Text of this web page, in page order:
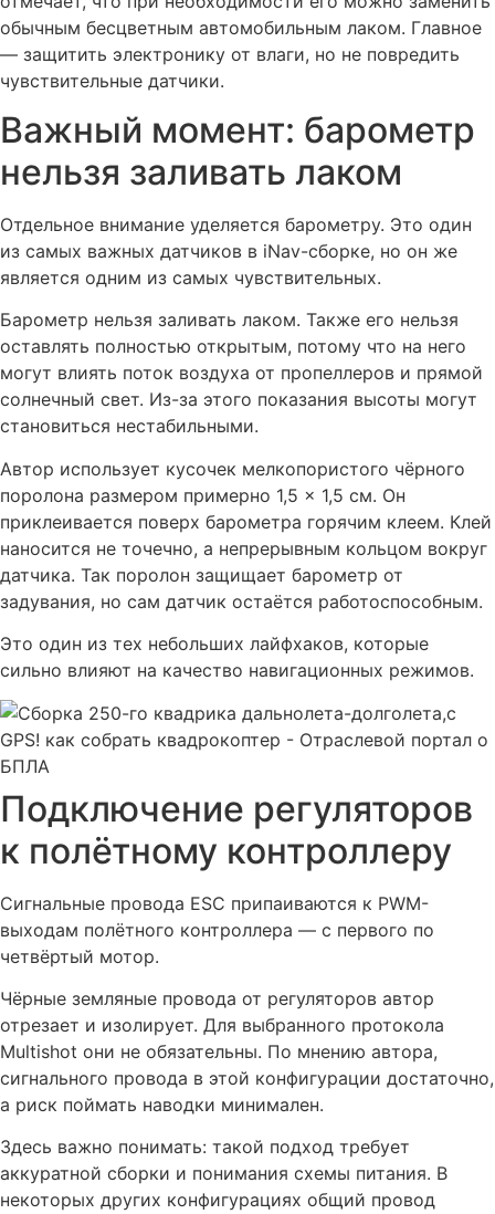
обычным бесцветным автомобильным лаком. Главное
— защитить электронику от влаги, но не повредить
чувствительные датчики.
Важный момент: барометр
нельзя заливать лаком
Отдельное внимание уделяется барометру. Это один
из самых важных датчиков в iNav-сборке, но он же
является одним из самых чувствительных.
Барометр нельзя заливать лаком. Также его нельзя
оставлять полностью открытым, потому что на него
могут влиять поток воздуха от пропеллеров и прямой
солнечный свет. Из-за этого показания высоты могут
становиться нестабильными.
Автор использует кусочек мелкопористого чёрного
поролона размером примерно 1,5 × 1,5 см. Он
приклеивается поверх барометра горячим клеем. Клей
наносится не точечно, а непрерывным кольцом вокруг
датчика. Так поролон защищает барометр от
задувания, но сам датчик остаётся работоспособным.
Это один из тех небольших лайфхаков, которые
сильно влияют на качество навигационных режимов.
Подключение регуляторов
к полётному контроллеру
Сигнальные провода ESC припаиваются к PWM-
выходам полётного контроллера — с первого по
четвёртый мотор.
Чёрные земляные провода от регуляторов автор
отрезает и изолирует. Для выбранного протокола
Multishot они не обязательны. По мнению автора,
сигнального провода в этой конфигурации достаточно,
а риск поймать наводки минимален.
Здесь важно понимать: такой подход требует
аккуратной сборки и понимания схемы питания. В
некоторых других конфигурациях общий провод